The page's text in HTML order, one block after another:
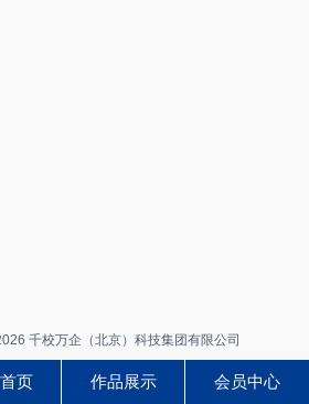
千校万企（北京）科技集团有限公司
页 作品展示 会员中心